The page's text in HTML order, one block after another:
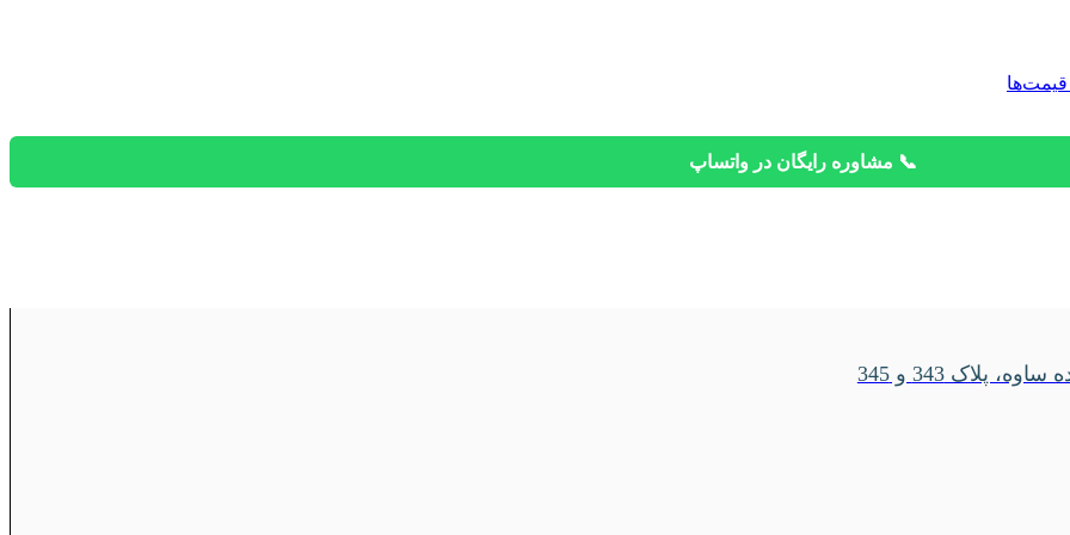
📞 مشاوره رایگان در واتساپ
پلاک 343 و 345